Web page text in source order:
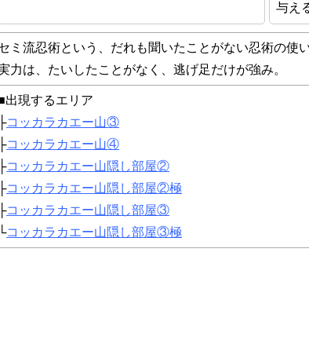
与え
ミ流忍術という、だれも聞いたことがない忍術の使
力は、たいしたことがなく、逃げ足だけが強み。
出現するエリア
├コッカラカエー山③
├コッカラカエー山④
├コッカラカエー山隠し部屋②
├コッカラカエー山隠し部屋②極
├コッカラカエー山隠し部屋③
└コッカラカエー山隠し部屋③極